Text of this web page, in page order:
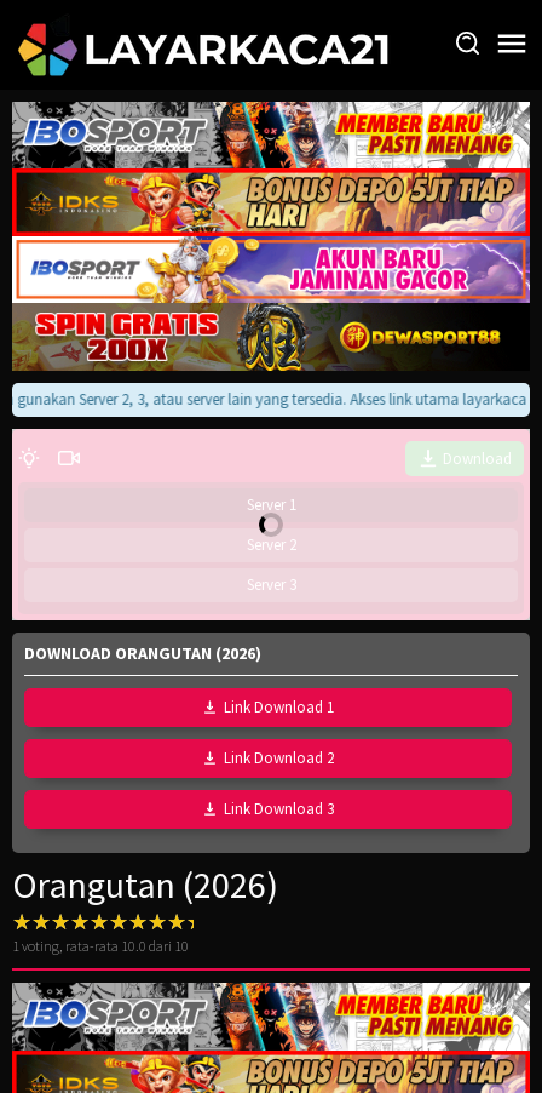
konten
Server 2, 3, atau server lain yang tersedia. Akses link utama layarkaca
Download
Server 1
Server 2
Server 3
DOWNLOAD ORANGUTAN (2026)
Link Download 1
Link Download 2
Link Download 3
Orangutan (2026)
1voting, rata-rata 10.0 dari 10